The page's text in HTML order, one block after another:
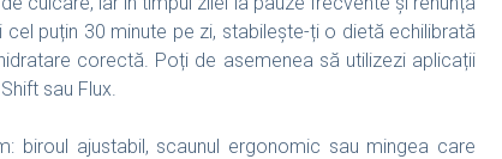
puțin 30 minute pe zi, stabilește-ți o dietă echilibrată
corectă. Poți de asemenea să utilizezi aplicații
sau Flux.
biroul ajustabil, scaunul ergonomic sau mingea care